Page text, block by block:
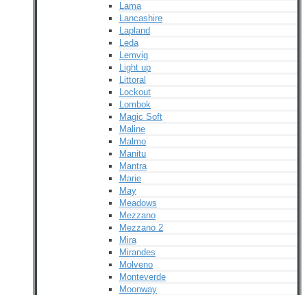
Lama
Lancashire
Lapland
Leda
Lemvig
Light up
Littoral
Lockout
Lombok
Magic Soft
Maline
Malmo
Manitu
Mantra
Marie
May
Meadows
Mezzano
Mezzano 2
Mira
Mirandes
Molveno
Monteverde
Moonway